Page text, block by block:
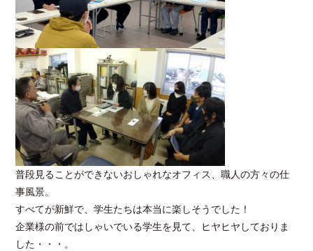
普段見ることができないおしゃれなオフィス、職人の方々の仕
事風景。
すべてが新鮮で、学生たちは本当に楽しそうでした！
企業様の前ではしゃいでいる学生を見て、ヒヤヒヤしておりま
した・・・。